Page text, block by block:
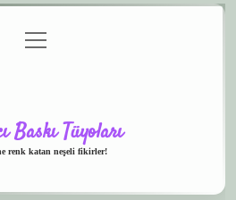
menüyü
aç
Baskı Tüyoları
renk katan neşeli fikirler!